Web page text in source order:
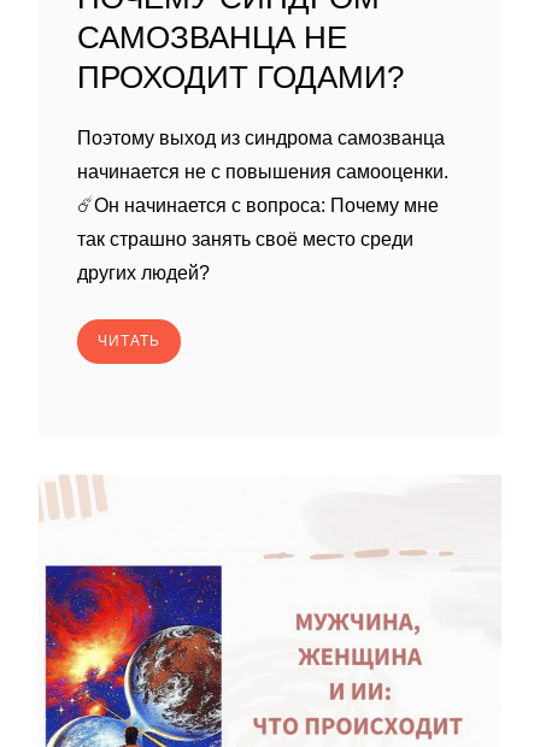
САМОЗВАНЦА НЕ
ПРОХОДИТ ГОДАМИ?
Поэтому выход из синдрома самозванца
начинается не с повышения самооценки.
☄️Он начинается с вопроса: Почему мне
так страшно занять своё место среди
других людей?
ЧИТАТЬ